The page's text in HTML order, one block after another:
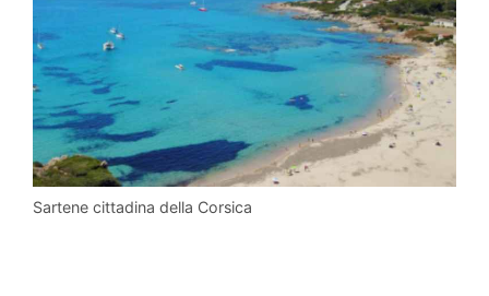
Sartene cittadina della Corsica